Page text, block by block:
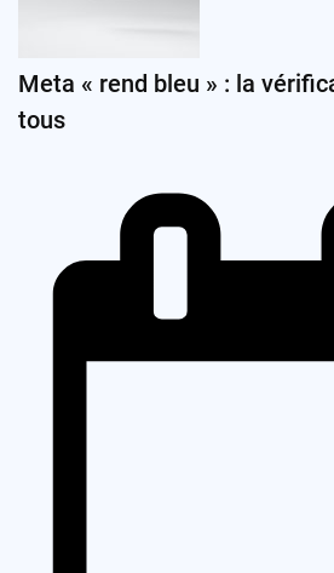
Meta « rend bleu » : la
tous